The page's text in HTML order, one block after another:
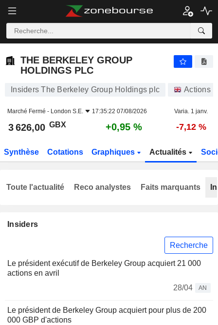
THE BERKELEY GROUP
HOLDINGS PLC
Insiders The Berkeley Group Holdings plc Actions
Marché Fermé - London S.E. 17:35:22 07/08/2026 Varia. 1 janv.
3 626,00 GBX +0,95 % -7,12 %
Synthèse Cotations Graphiques Actualités
Insiders
Recherche
Le président exécutif de Berkeley Group acquiert 21 000
actions en avril
28/04
AN
Le président de Berkeley Group acquiert pour plus de 200
000 GBP d'actions
Toute l'actualité Reco analystes Faits marquants